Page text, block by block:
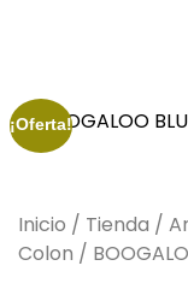
¡Oferta!
Inicio / Tienda /
Colon /